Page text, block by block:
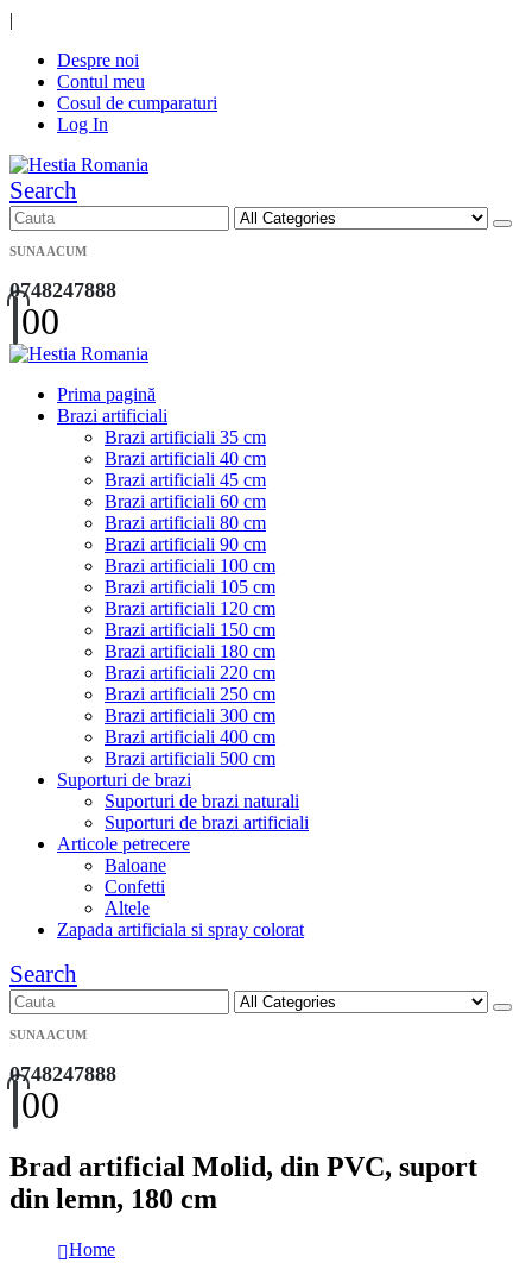
|
Despre noi
Contul meu
Cosul de cumparaturi
Log In
Search
SUNA ACUM
0748247888
00
Prima pagină
Brazi artificiali
Brazi artificiali 35 cm
Brazi artificiali 40 cm
Brazi artificiali 45 cm
Brazi artificiali 60 cm
Brazi artificiali 80 cm
Brazi artificiali 90 cm
Brazi artificiali 100 cm
Brazi artificiali 105 cm
Brazi artificiali 120 cm
Brazi artificiali 150 cm
Brazi artificiali 180 cm
Brazi artificiali 220 cm
Brazi artificiali 250 cm
Brazi artificiali 300 cm
Brazi artificiali 400 cm
Brazi artificiali 500 cm
Suporturi de brazi
Suporturi de brazi naturali
Suporturi de brazi artificiali
Articole petrecere
Baloane
Confetti
Altele
Zapada artificiala si spray colorat
Search
SUNA ACUM
0748247888
00
Brad artificial Molid, din PVC, suport
din lemn, 180 cm
Home